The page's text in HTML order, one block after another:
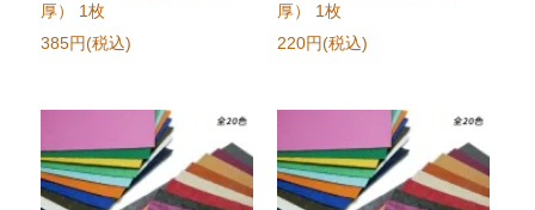
厚） 1枚
385円(税込)
厚） 1枚
220円(税込)